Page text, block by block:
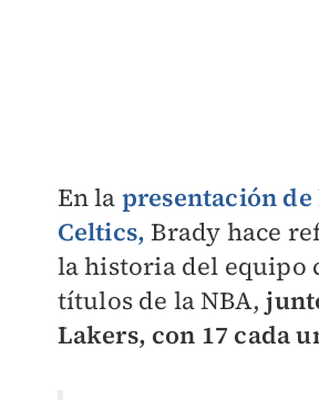
En la presentación de
Celtics, Brady hace
la historia del equipo
títulos de la NBA,
Lakers, con 17 cada